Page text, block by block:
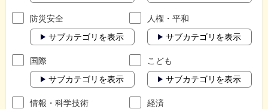
防災安全
サブカテゴリを表示
人権・平和
サブカテゴリを表示
国際
サブカテゴリを表示
こども
サブカテゴリを表示
情報・科学技術
経済